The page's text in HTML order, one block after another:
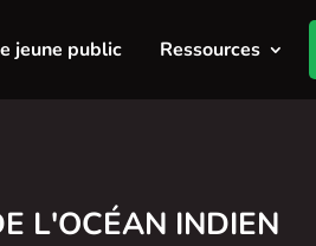
jeune public Ressources
L'OCÉAN INDIEN